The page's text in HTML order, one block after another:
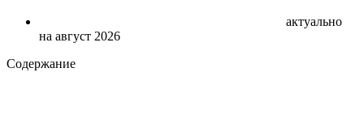
актуально
на август 2026
Содержание